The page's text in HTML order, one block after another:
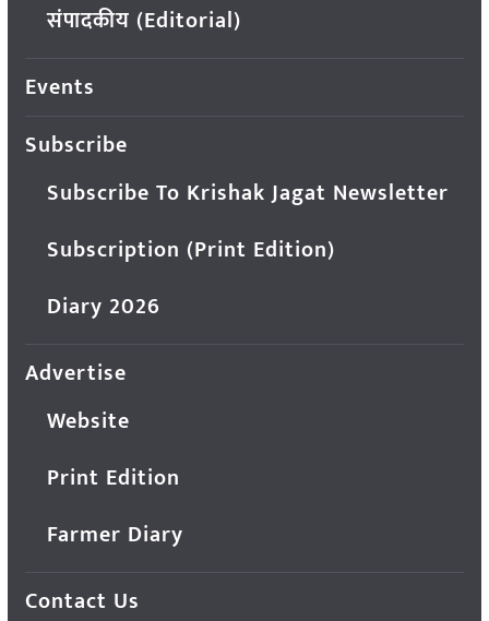
संपादकीय (Editorial)
Events
Subscribe
Subscribe To Krishak Jagat Newsletter
Subscription (Print Edition)
Diary 2026
Advertise
Website
Print Edition
Farmer Diary
Contact Us